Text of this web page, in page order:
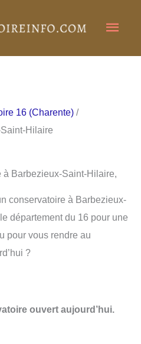
16 (Charente) /
Hilaire
à Barbezieux-Saint-Hilaire,
conservatoire à Barbezieux-
département du 16 pour une
pour vous rendre au
?
ouvert aujourd’hui.